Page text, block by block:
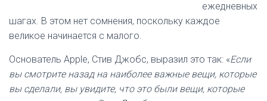
ежедневных
шагах. В этом нет сомнения, поскольку каждое
великое начинается с малого.
Основатель Apple, Стив Джобс, выразил это так: «Если
вы смотрите назад на наиболее важные вещи, которые
вы сделали, вы увидите, что это были вещи, которые